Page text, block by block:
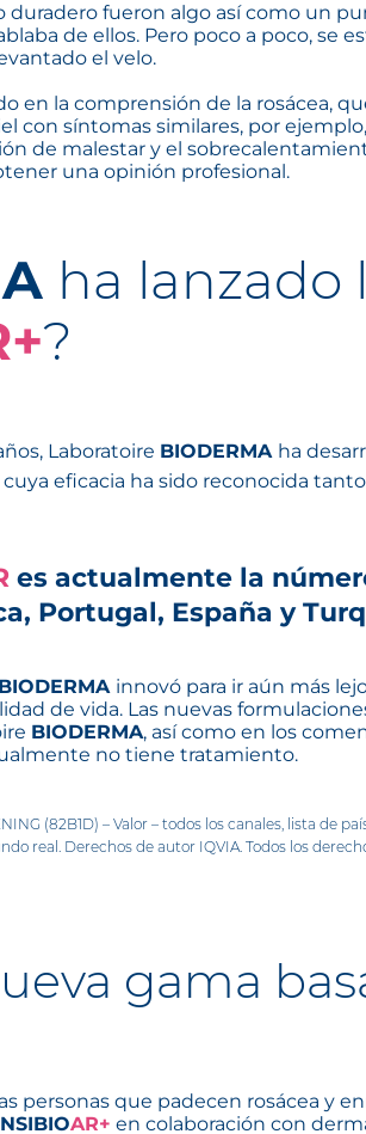
fueron algo así como un
de ellos. Pero poco a poco, se
el velo.
en la comprensión de la rosácea,
con síntomas similares, por
de malestar y el
una opinión profesional.
ha lanzado
?
Laboratoire BIODERMA ha
cuya eficacia ha sido reconocida
es actualmente la
Portugal, España y
BIODERMA innovó para ir aún más
de vida. Las nuevas
BIODERMA, así como en los
no tiene tratamiento.
(82B1D) – Valor – todos los canales, lista de
real. Derechos de autor IQVIA. Todos los
gama
personas que padecen rosácea y
AR+ en colaboración con